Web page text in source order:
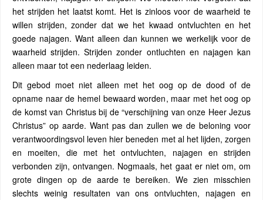
het strijden het laatst komt. Het is zinloos voor de waarheid te
willen strijden, zonder dat we het kwaad ontvluchten en het
goede najagen. Want alleen dan kunnen we werkelijk voor de
waarheid strijden. Strijden zonder ontluchten en najagen kan
alleen maar tot een nederlaag leiden.
Dit gebod moet niet alleen met het oog op de dood of de
opname naar de hemel bewaard worden, maar met het oog op
de komst van Christus bij de “verschijning van onze Heer Jezus
Christus” op aarde. Want pas dan zullen we de beloning voor
verantwoordingsvol leven hier beneden met al het lijden, zorgen
en moeiten, die met het ontvluchten, najagen en strijden
verbonden zijn, ontvangen. Nogmaals, het gaat er niet om, om
grote dingen op de aarde te bereiken. We zien misschien
slechts weinig resultaten van ons ontvluchten, najagen en